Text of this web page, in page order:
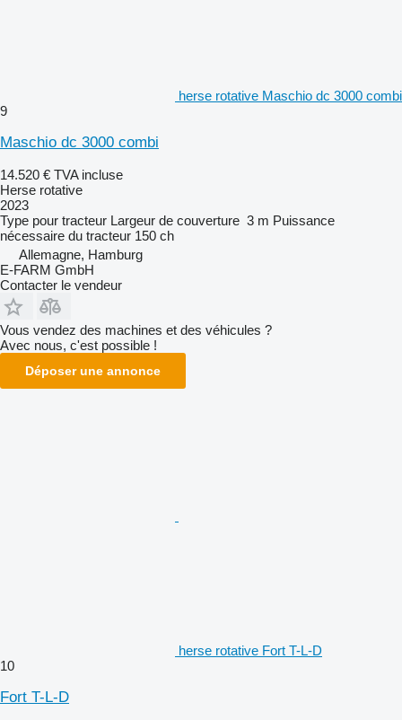
herse rotative Maschio dc 3000 combi
9
Maschio dc 3000 combi
14.520 € TVA incluse
Herse rotative
2023
Type pour tracteur Largeur de couverture 3 m Puissance
nécessaire du tracteur 150 ch
Allemagne, Hamburg
E-FARM GmbH
Contacter le vendeur
Vous vendez des machines et des véhicules ?
Avec nous, c'est possible !
Déposer une annonce
herse rotative Fort T-L-D
10
Fort T-L-D